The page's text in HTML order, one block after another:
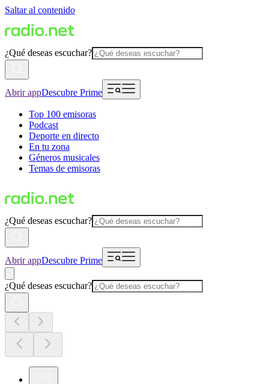
Saltar al contenido
¿Qué deseas escuchar?
Abrir appDescubre Prime
Top 100 emisoras
Podcast
Deporte en directo
En tu zona
Géneros musicales
Temas de emisoras
¿Qué deseas escuchar?
Abrir appDescubre Prime
¿Qué deseas escuchar?